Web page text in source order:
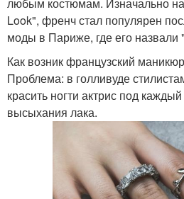
любым костюмам. Изначально
Look", френч стал популярен
моды в Париже, где его назвали
Как возник французский
Проблема: в голливуде
красить ногти актрис под
высыхания лака.